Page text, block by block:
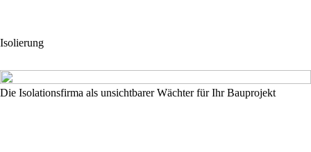
Isolierung
Die Isolationsfirma als unsichtbarer Wächter für Ihr Bauprojekt